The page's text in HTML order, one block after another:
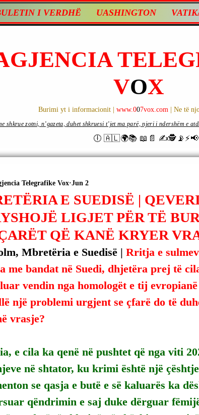
I VERDHË UASHINGTON
VOX
Burimi yt i informacionit | www.007vox.com | Ne të
🕕 🇦🇱🌍📚 📖📄
shkrue zotni, n’gazeta, duhet shkruesi t’jet ma parë, njeri i ndershëm e
E SUEDISË |
LIGJET PËR TË
QË KANË KRYER
Telegrafike Vox Jun 2
Mbretëria e Suedisë | Rritja e
me bandat në Suedi, dhjetëra prej të
vendin nga homologët e tij
një problemi urgjent se çfarë do të
vrasje?
e cila ka qenë në pushtet që nga viti
në shtator, ku krimi është një
se qasja e butë e së kaluarës ka
qëndrimin e saj duke dërguar